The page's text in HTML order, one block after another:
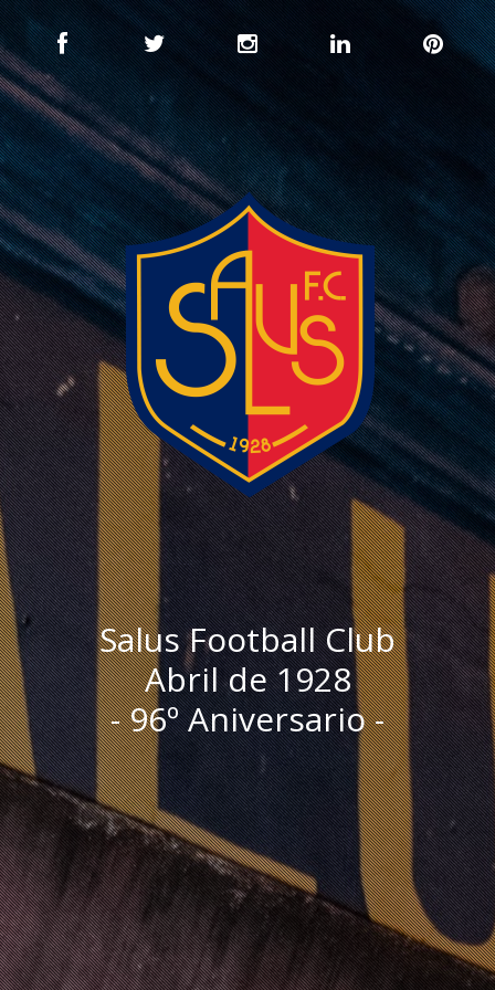
I
Salus Football Club
Abril de 1928
- 96º Aniversario -